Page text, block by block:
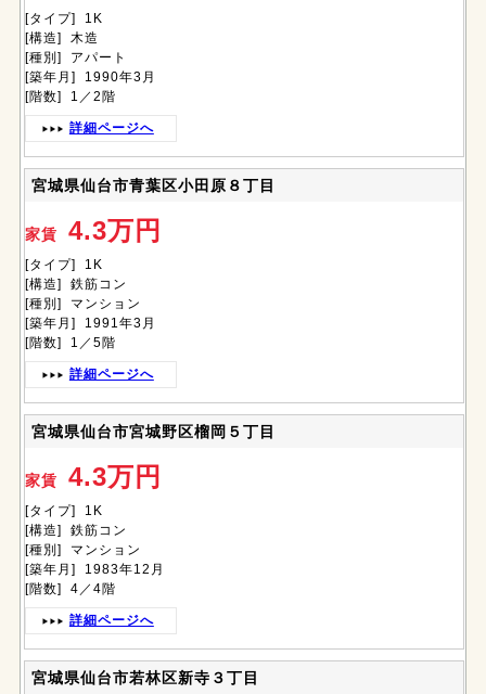
[タイプ] 1K
[構造] 木造
[種別] アパート
[築年月] 1990年3月
[階数] 1／2階
詳細ページへ
宮城県仙台市青葉区小田原８丁目
家賃 4.3万円
[タイプ] 1K
[構造] 鉄筋コン
[種別] マンション
[築年月] 1991年3月
[階数] 1／5階
詳細ページへ
宮城県仙台市宮城野区榴岡５丁目
家賃 4.3万円
[タイプ] 1K
[構造] 鉄筋コン
[種別] マンション
[築年月] 1983年12月
[階数] 4／4階
詳細ページへ
宮城県仙台市若林区新寺３丁目